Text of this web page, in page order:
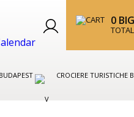
0
CROCIERE TURISTICHE